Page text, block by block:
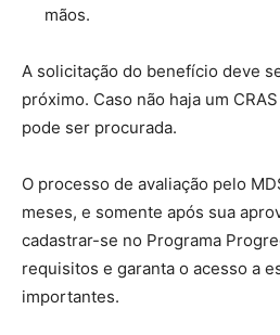
mãos.
A solicitação do benefício deve
próximo. Caso não haja um
pode ser procurada.
O processo de avaliação pelo
meses, e somente após sua
cadastrar-se no Programa
requisitos e garanta o acesso a
importantes.